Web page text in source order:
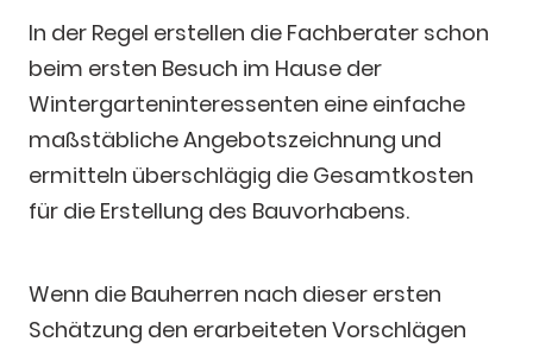
In der Regel erstellen die Fachberater schon
beim ersten Besuch im Hause der
Wintergarteninteressenten eine einfache
maßstäbliche Angebotszeichnung und
ermitteln überschlägig die Gesamtkosten
für die Erstellung des Bauvorhabens.
Wenn die Bauherren nach dieser ersten
Schätzung den erarbeiteten Vorschlägen